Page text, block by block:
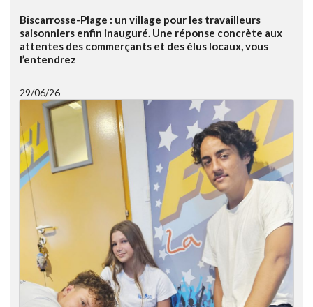
Biscarrosse-Plage : un village pour les travailleurs
saisonniers enfin inauguré. Une réponse concrète aux
attentes des commerçants et des élus locaux, vous
l’entendrez
29/06/26